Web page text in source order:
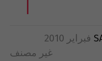
غير مصنف